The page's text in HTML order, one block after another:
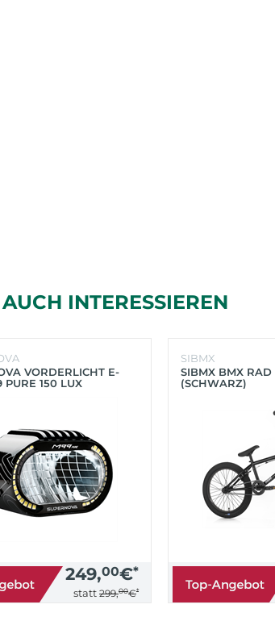
INTERESSIEREN
VORDERLICHT E-
PURE 150 LUX
249,00€*
statt 299,00€*
SIBMX
SIBMX BMX RAD
(SCHWARZ)